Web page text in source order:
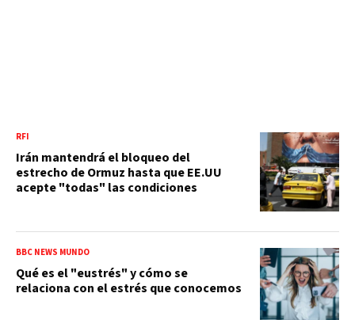
RFI
Irán mantendrá el bloqueo del
estrecho de Ormuz hasta que EE.UU
acepte "todas" las condiciones
BBC NEWS MUNDO
Qué es el "eustrés" y cómo se
relaciona con el estrés que conocemos